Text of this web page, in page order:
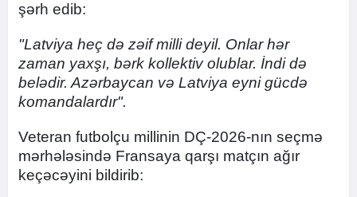
şərh edib:
"Latviya heç də zəif milli deyil. Onlar hər
zaman yaxşı, bərk kollektiv olublar. İndi də
belədir. Azərbaycan və Latviya eyni gücdə
komandalardır".
Veteran futbolçu millinin DÇ-2026-nın seçmə
mərhələsində Fransaya qarşı matçın ağır
keçəcəyini bildirib: